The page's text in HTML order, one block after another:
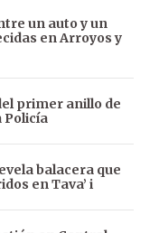
un auto y un
en Arroyos y
primer anillo de
Policía
balacera que
en Tava’ i